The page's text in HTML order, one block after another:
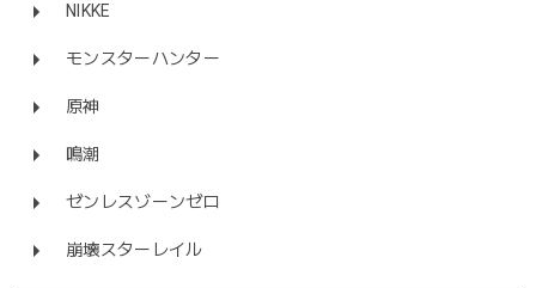
NIKKE
モンスターハンター
原神
鳴潮
ゼンレスゾーンゼロ
崩壊スターレイル